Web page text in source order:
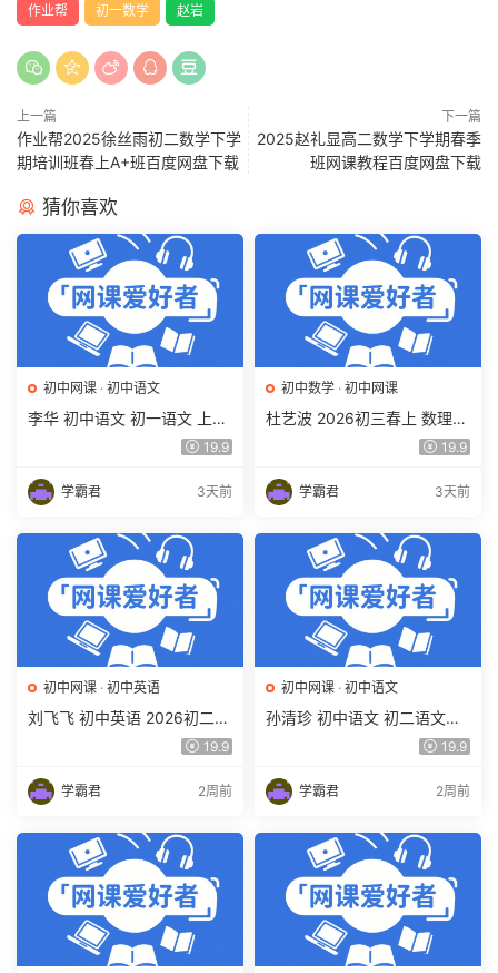
作业帮 初一数学 赵岩
上一篇
作业帮2025徐丝雨初二数学下学
期培训班春上A+班百度网盘下载
下一篇
2025赵礼显高二数学下学期春季
班网课教程百度网盘下载
猜你喜欢
初中网课 · 初中语文
李华 初中语文 初一语文 上下
学期同步复习课程（34讲带19.9
学霸君 3天前
初中数学 · 初中网课
杜艺波 2026初三春上 数理思
维自主学习·SK（三期）百度
19.9
学霸君 3天前
初中网课 · 初中英语
刘飞飞 初中英语 2026初二英
语读写素养培训班（秋上秋下
19.9
学霸君 2周前
初中网课 · 初中语文
孙清珍 初中语文 初二语文读
写素养培训班（秋上秋下·全19.9
学霸君 2周前